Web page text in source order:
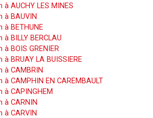
AUCHY LES MINES
à BAUVIN
BETHUNE
BILLY BERCLAU
BOIS GRENIER
BRUAY LA BUISSIERE
à CAMBRIN
CAMPHIN EN CAREMBAULT
CAPINGHEM
à CARNIN
à CARVIN